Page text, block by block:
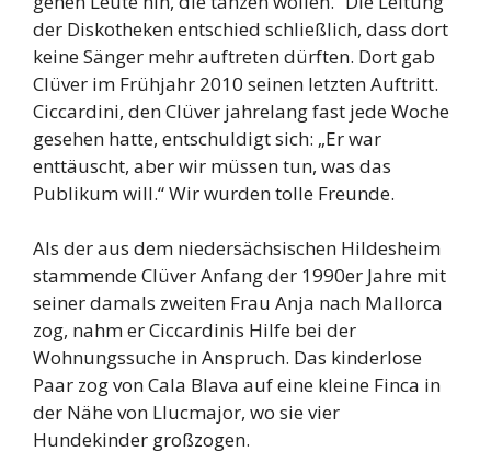
der Diskotheken entschied schließlich, dass dort
keine Sänger mehr auftreten dürften. Dort gab
Clüver im Frühjahr 2010 seinen letzten Auftritt.
Ciccardini, den Clüver jahrelang fast jede Woche
gesehen hatte, entschuldigt sich: „Er war
enttäuscht, aber wir müssen tun, was das
Publikum will.“ Wir wurden tolle Freunde.
Als der aus dem niedersächsischen Hildesheim
stammende Clüver Anfang der 1990er Jahre mit
seiner damals zweiten Frau Anja nach Mallorca
zog, nahm er Ciccardinis Hilfe bei der
Wohnungssuche in Anspruch. Das kinderlose
Paar zog von Cala Blava auf eine kleine Finca in
der Nähe von Llucmajor, wo sie vier
Hundekinder großzogen.